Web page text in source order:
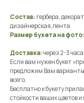
Состав: гербера,
дизайнерская,лента
Размер букета на фото:
Доставка:через 2-3
Если вам нужен букет
предложим Вам варианты
всего.
Бесплатно к букету
стойкости ваших цветов